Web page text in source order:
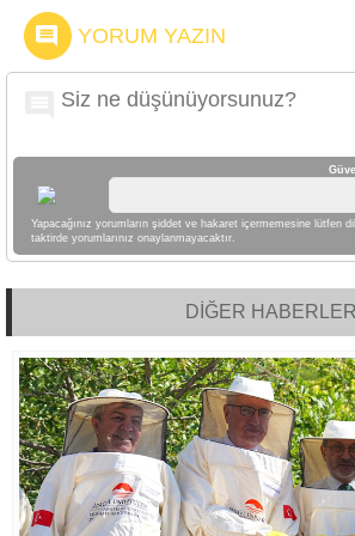
YORUM YAZIN
Yapacağınız yorumların şiddet ve hakaret içermemesine lütfen
taktirde yorumlarınız onaylanmayacaktır.
DİĞER HABERLER